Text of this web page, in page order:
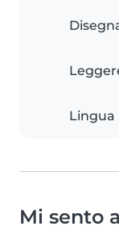
Lingua
Mi sento